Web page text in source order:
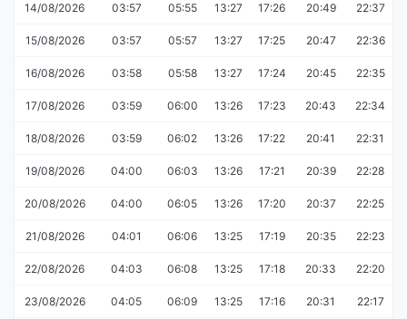
14/08/2026 03:57 05:55 13:27 17:26 20:49 22:37
15/08/2026 03:57 05:57 13:27 17:25 20:47 22:36
16/08/2026 03:58 05:58 13:27 17:24 20:45 22:35
17/08/2026 03:59 06:00 13:26 17:23 20:43 22:34
18/08/2026 03:59 06:02 13:26 17:22 20:41 22:31
19/08/2026 04:00 06:03 13:26 17:21 20:39 22:28
20/08/2026 04:00 06:05 13:26 17:20 20:37 22:25
21/08/2026 04:01 06:06 13:25 17:19 20:35 22:23
22/08/2026 04:03 06:08 13:25 17:18 20:33 22:20
23/08/2026 04:05 06:09 13:25 17:16 20:31 22:17